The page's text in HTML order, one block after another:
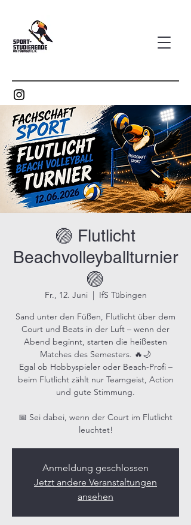
🏐 Flutlicht
Beachvolleyballturnier
🏐
Fr., 12. Juni
  |
IfS Tübingen
Sand unter den Füßen, Flutlicht über dem
Court und Beats in der Luft – wenn der
Abend beginnt, starten die heißesten
Matches des Semesters. 🔥🌙
Egal ob Hobbyspieler oder Beach-Profi –
beim Flutlicht zählt nur Teamgeist, Action
und gute Stimmung.
📅 Sei dabei, wenn der Court im Flutlicht
leuchtet!
Anmeldung geschlossen
Jetzt andere Veranstaltungen
ansehen